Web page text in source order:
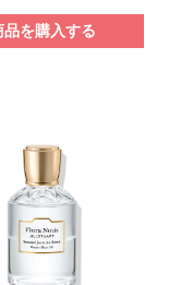
品を購入する